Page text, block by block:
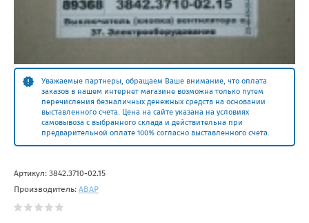
Уважаемые партнеры, обращаем Ваше внимание, что оплата
заказов в нашем интернет магазине возможна только путем
перечисления безналичных денежных средств на основании
выставленного счета. Цена на сайте указана на условиях
самовывоза с выбранного склада и действительна при
предварительной оплате 100% согласно выставленного счета.
Артикул: 3842.3710-02.15
Производитель: АВАР